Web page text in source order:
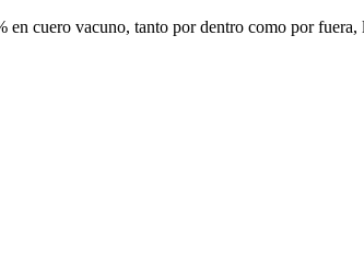
cuero vacuno, tanto por dentro como por